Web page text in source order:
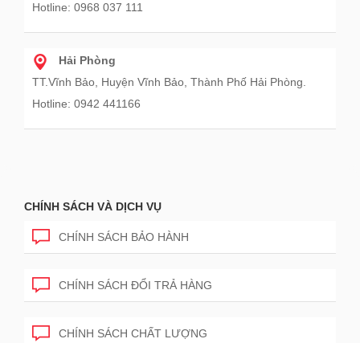
Hotline: 0968 037 111
Hải Phòng
TT.Vĩnh Bảo, Huyện Vĩnh Bảo, Thành Phố Hải Phòng.
Hotline: 0942 441166
CHÍNH SÁCH VÀ DỊCH VỤ
CHÍNH SÁCH BẢO HÀNH
CHÍNH SÁCH ĐỔI TRẢ HÀNG
CHÍNH SÁCH CHẤT LƯỢNG